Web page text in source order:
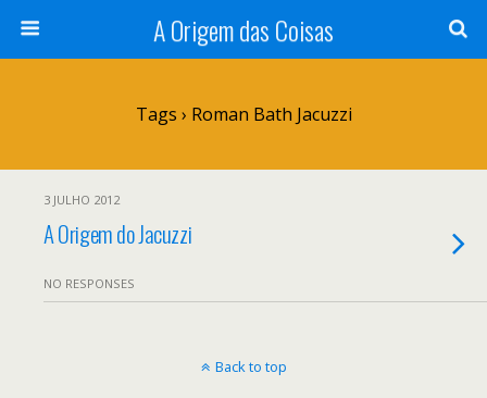
A Origem das Coisas
Tags › Roman Bath Jacuzzi
3 JULHO 2012
A Origem do Jacuzzi
NO RESPONSES
Back to top